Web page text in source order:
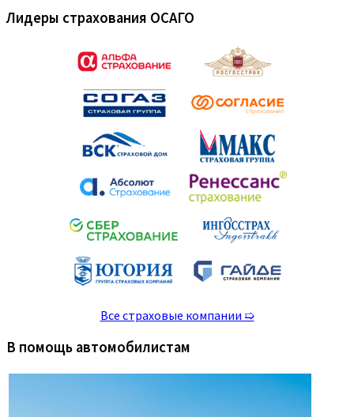
Лидеры страхования ОСАГО
Все страховые компании ➯
В помощь автомобилистам